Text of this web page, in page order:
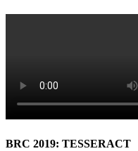
BRC 2019: TESSERACT